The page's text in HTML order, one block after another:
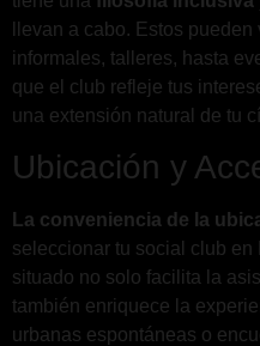
llevan a cabo. Estos
informales, talleres, hasta
que el club refleje tus
una extensión natural de tu
Ubicación y
La conveniencia de la
seleccionar tu social club
situado no solo facilita la
también enriquece la
urbanas espontáneas o